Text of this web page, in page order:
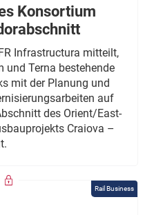
Konsortium
Infrastructura mitteilt,
und Terna bestehende
mit der Planung und
auf
des Orient/East-
Craiova –
Rail Business